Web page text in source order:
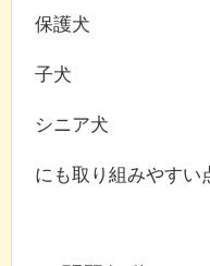
保護犬
子犬
シニア犬
にも取り組みやすい